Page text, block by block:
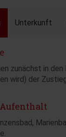
Unterkunft
zunächst in
wird) der
Aufenthalt